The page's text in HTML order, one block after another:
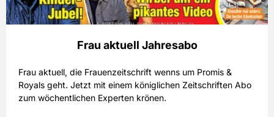
Frau aktuell Jahresabo
Frau aktuell, die Frauenzeitschrift wenns um Promis &
Royals geht. Jetzt mit einem königlichen Zeitschriften Abo
zum wöchentlichen Experten krönen.